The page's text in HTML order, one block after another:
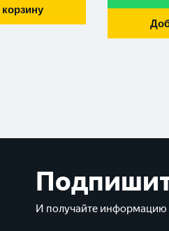
И получайте информацию